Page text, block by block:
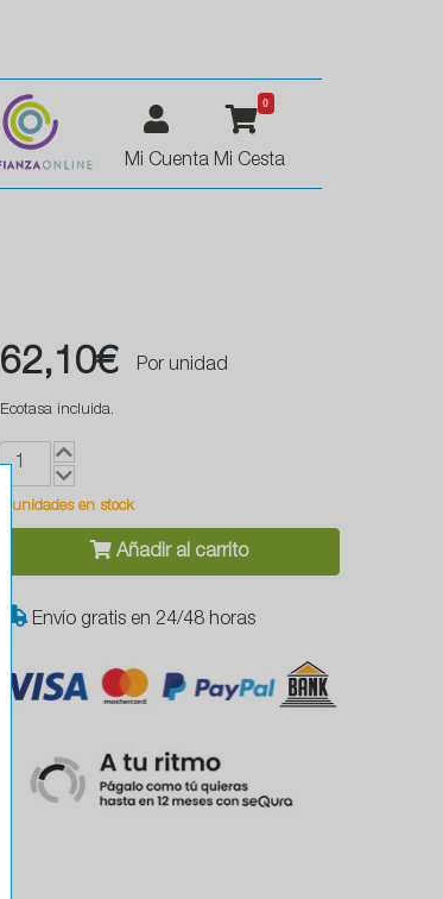
Mi Cuenta
0
Mi Cesta
62,10€ Por unidad
Ecotasa incluida.
1 unidades en stock
Añadir al carrito
Envío gratis en 24/48 horas